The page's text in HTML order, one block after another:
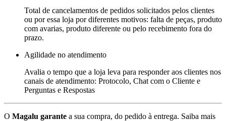
Total de cancelamentos de pedidos solicitados pelos clientes
ou por essa loja por diferentes motivos: falta de peças, produto
com avarias, produto diferente ou pelo recebimento fora do
prazo.
Agilidade no atendimento
Avalia o tempo que a loja leva para responder aos clientes nos
canais de atendimento: Protocolo, Chat com o Cliente e
Perguntas e Respostas
O Magalu garante a sua compra, do pedido à entrega. Saiba mais